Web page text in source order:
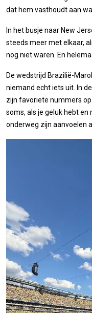
dat hem vasthoudt aan
In het busje naar New
steeds meer met elkaar,
nog niet waren. En
De wedstrijd Brazilië-
niemand echt iets uit. In
zijn favoriete nummers
soms, als je geluk hebt
onderweg zijn aanvoelen